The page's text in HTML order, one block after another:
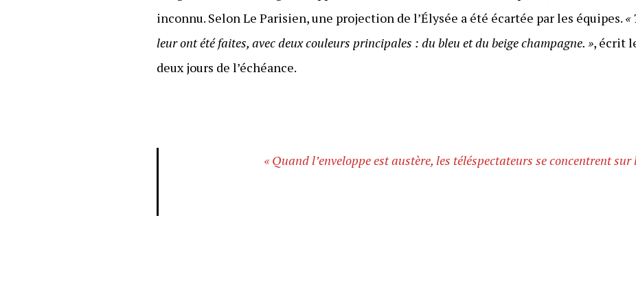
inconnu. Selon Le Parisien, une projection de l’Élysée a été écartée par les équipes. «
leur ont été faites, avec deux couleurs principales : du bleu et du beige champagne. », écrit
deux jours de l’échéance.
« Quand l’enveloppe est austère, les téléspectateurs se concentrent sur